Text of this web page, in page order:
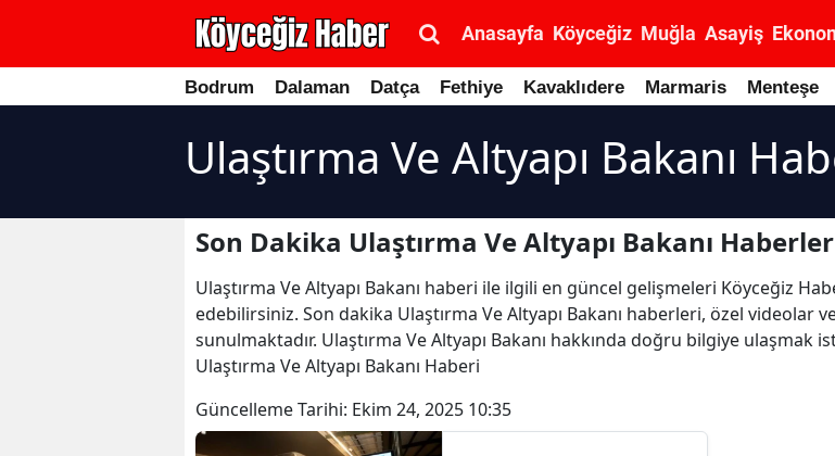
Anasayfa Köyceğiz Muğla Asayiş
Bodrum Dalaman Datça Fethiye Kavaklıdere Marmaris Menteşe
Ulaştırma Ve Altyapı Bakanı
Son Dakika Ulaştırma Ve Altyapı Bakanı
Ulaştırma Ve Altyapı Bakanı haberi ile ilgili en güncel gelişmeleri Köyceğiz
edebilirsiniz. Son dakika Ulaştırma Ve Altyapı Bakanı haberleri, özel videolar
sunulmaktadır. Ulaştırma Ve Altyapı Bakanı hakkında doğru bilgiye ulaşmak
Ulaştırma Ve Altyapı Bakanı Haberi
Güncelleme Tarihi: Ekim 24, 2025 10:35